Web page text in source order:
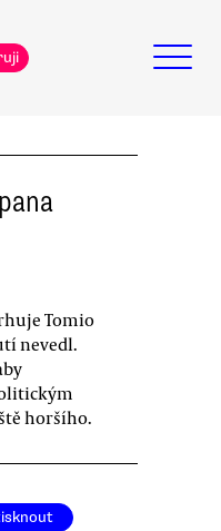
Tomio
nevedl.
horšího.